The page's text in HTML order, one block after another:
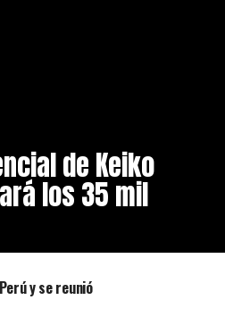
de Keiko
los 35 mil
y se reunió